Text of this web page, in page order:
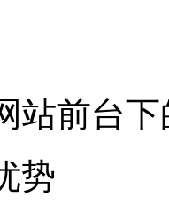
站前台
势